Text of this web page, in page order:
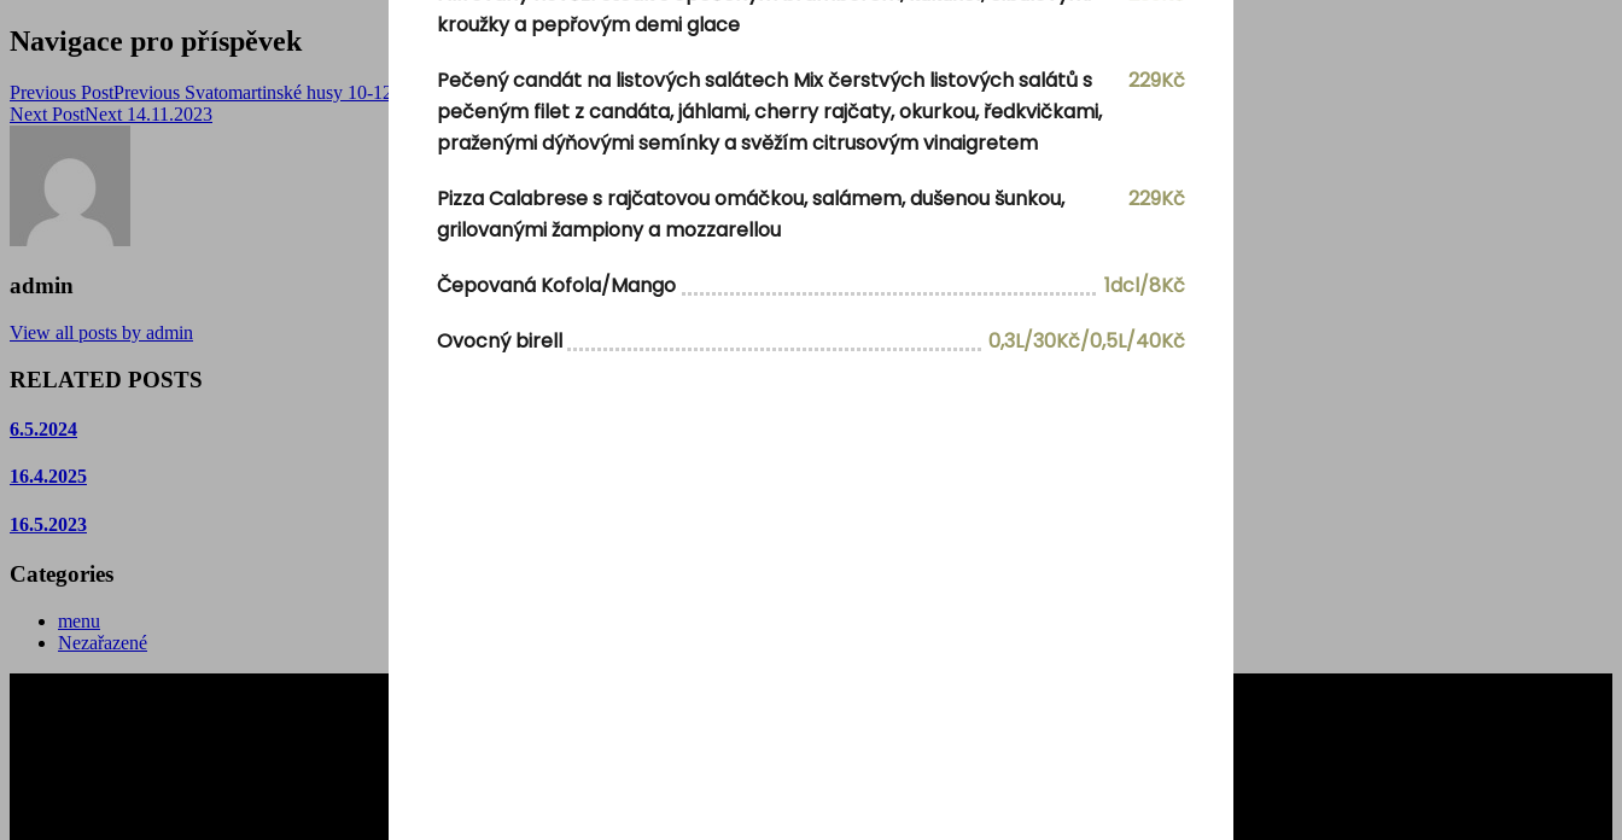
Navigace pro příspěvek
Previous PostPrevious Svatomartinské husy 10-12.11.2023
Next PostNext 14.11.2023
admin
View all posts by admin
RELATED POSTS
6.5.2024
16.4.2025
16.5.2023
Categories
menu
Nezařazené
kroužky a pepřovým demi glace
Pečený candát na listových salátech Mix čerstvých listových salátů s
pečeným filet z candáta, jáhlami, cherry rajčaty, okurkou, ředkvičkami,
praženými dýňovými semínky a svěžím citrusovým vinaigretem
229Kč
Pizza Calabrese s rajčatovou omáčkou, salámem, dušenou šunkou,
grilovanými žampiony a mozzarellou
229Kč
Čepovaná Kofola/Mango
1dcl/8Kč
Ovocný birell
0,3L/30Kč/0,5L/40Kč